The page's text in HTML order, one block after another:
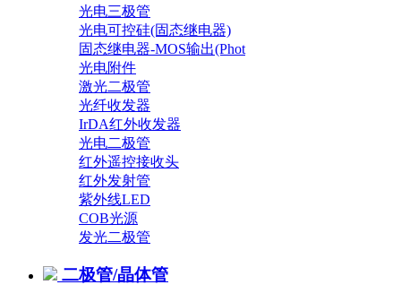
光电三极管
光电可控硅(固态继电器)
固态继电器-MOS输出(Phot
光电附件
激光二极管
光纤收发器
IrDA红外收发器
光电二极管
红外遥控接收头
红外发射管
紫外线LED
COB光源
发光二极管
二极管/晶体管